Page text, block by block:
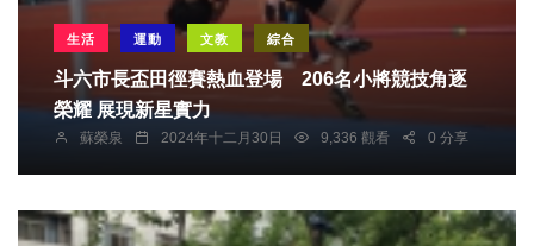
生活 運動 文教 綜合
斗六市長盃田徑賽熱血登場 206名小將競技角逐
榮耀 展現新星實力
蘇榮泉 2024年十二月30日 9,336 觀看 0 分享